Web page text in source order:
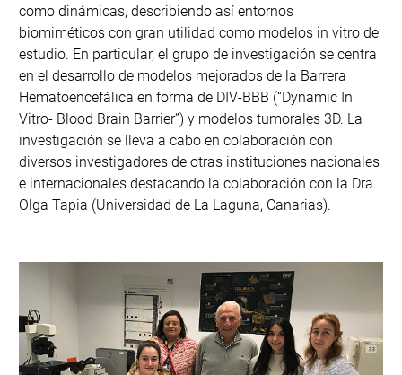
como dinámicas, describiendo así entornos
biomiméticos con gran utilidad como modelos in vitro de
estudio. En particular, el grupo de investigación se centra
en el desarrollo de modelos mejorados de la Barrera
Hematoencefálica en forma de DIV-BBB (“Dynamic In
Vitro- Blood Brain Barrier”) y modelos tumorales 3D. La
investigación se lleva a cabo en colaboración con
diversos investigadores de otras instituciones nacionales
e internacionales destacando la colaboración con la Dra.
Olga Tapia (Universidad de La Laguna, Canarias).